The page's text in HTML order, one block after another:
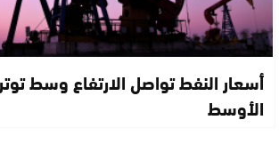
أسعار النفط تواصل الارتفاع وسط
الأوسط